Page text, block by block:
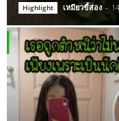
Highlight เหมียวขี้ส่อง -